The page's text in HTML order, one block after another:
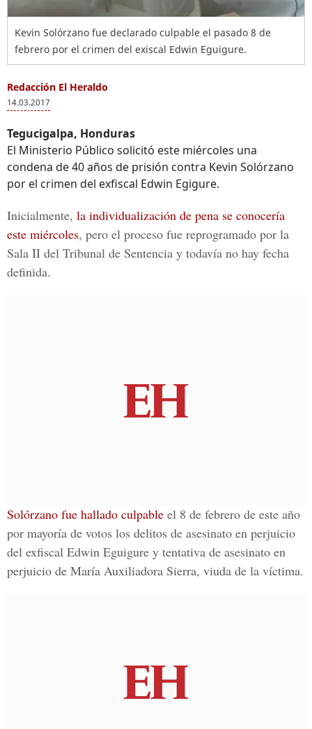
Kevin Solórzano fue declarado culpable el pasado 8 de
febrero por el crimen del exiscal Edwin Eguigure.
Redacción El Heraldo
14.03.2017
Tegucigalpa, Honduras
El Ministerio Público solicitó este miércoles una
condena de 40 años de prisión contra Kevin Solórzano
por el crimen del exfiscal Edwin Egigure.
Inicialmente, la individualización de pena se conocería
este miércoles, pero el proceso fue reprogramado por la
Sala II del Tribunal de Sentencia y todavía no hay fecha
definida.
Solórzano fue hallado culpable el 8 de febrero de este año
por mayoría de votos los delitos de asesinato en perjuicio
del exfiscal Edwin Eguigure y tentativa de asesinato en
perjuicio de María Auxiliadora Sierra, viuda de la víctima.